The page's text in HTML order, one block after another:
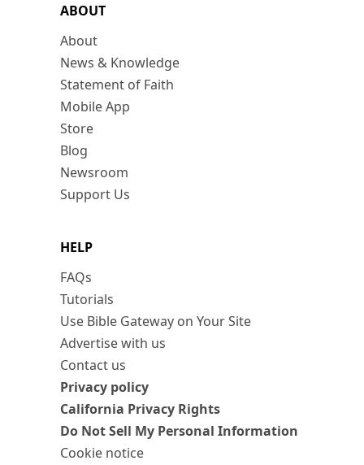
ABOUT
About
News & Knowledge
Statement of Faith
Mobile App
Store
Blog
Newsroom
Support Us
HELP
FAQs
Tutorials
Use Bible Gateway on Your Site
Advertise with us
Contact us
Privacy policy
California Privacy Rights
Do Not Sell My Personal Information
Cookie notice